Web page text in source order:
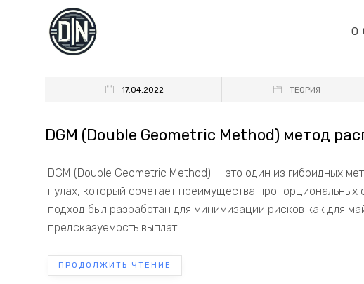
О
17.04.2022 ТЕОРИЯ
DGM (Double Geometric Method) метод
DGM (Double Geometric Method) — это один из гибридных
пулах, который сочетает преимущества пропорциональных
подход был разработан для минимизации рисков как для
предсказуемость выплат....
ПРОДОЛЖИТЬ ЧТЕНИЕ